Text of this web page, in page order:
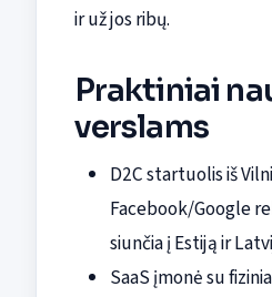
ir už jos ribų.
Praktiniai
verslams
D2C startuolis iš
Facebook/Google
siunčia į Estiją ir
SaaS įmonė su